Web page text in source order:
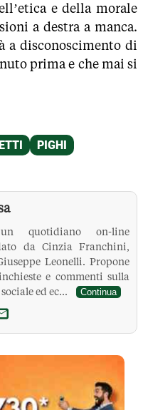
e della morale
a destra a manca.
a disconoscimento di
prima e che mai si
quotidiano on-line
da Cinzia Franchini,
Leonelli. Propone
e commenti sulla
ed ec...
Continua